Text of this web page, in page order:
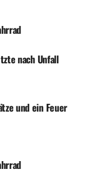
nach Unfall
und ein Feuer